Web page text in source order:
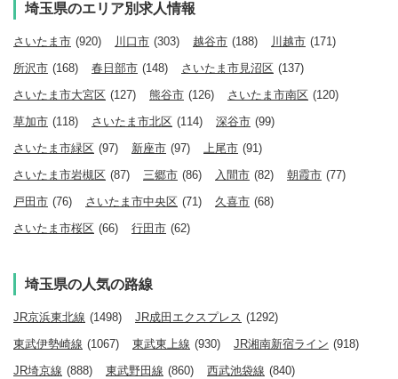
埼玉県のエリア別求人情報
さいたま市 (920) 川口市 (303) 越谷市 (188) 川越市 (171)
所沢市 (168) 春日部市 (148) さいたま市見沼区 (137)
さいたま市大宮区 (127) 熊谷市 (126) さいたま市南区 (120)
草加市 (118) さいたま市北区 (114) 深谷市 (99)
さいたま市緑区 (97) 新座市 (97) 上尾市 (91)
さいたま市岩槻区 (87) 三郷市 (86) 入間市 (82) 朝霞市 (77)
戸田市 (76) さいたま市中央区 (71) 久喜市 (68)
さいたま市桜区 (66) 行田市 (62)
埼玉県の人気の路線
JR京浜東北線 (1498) JR成田エクスプレス (1292)
東武伊勢崎線 (1067) 東武東上線 (930) JR湘南新宿ライン (918)
JR埼京線 (888) 東武野田線 (860) 西武池袋線 (840)